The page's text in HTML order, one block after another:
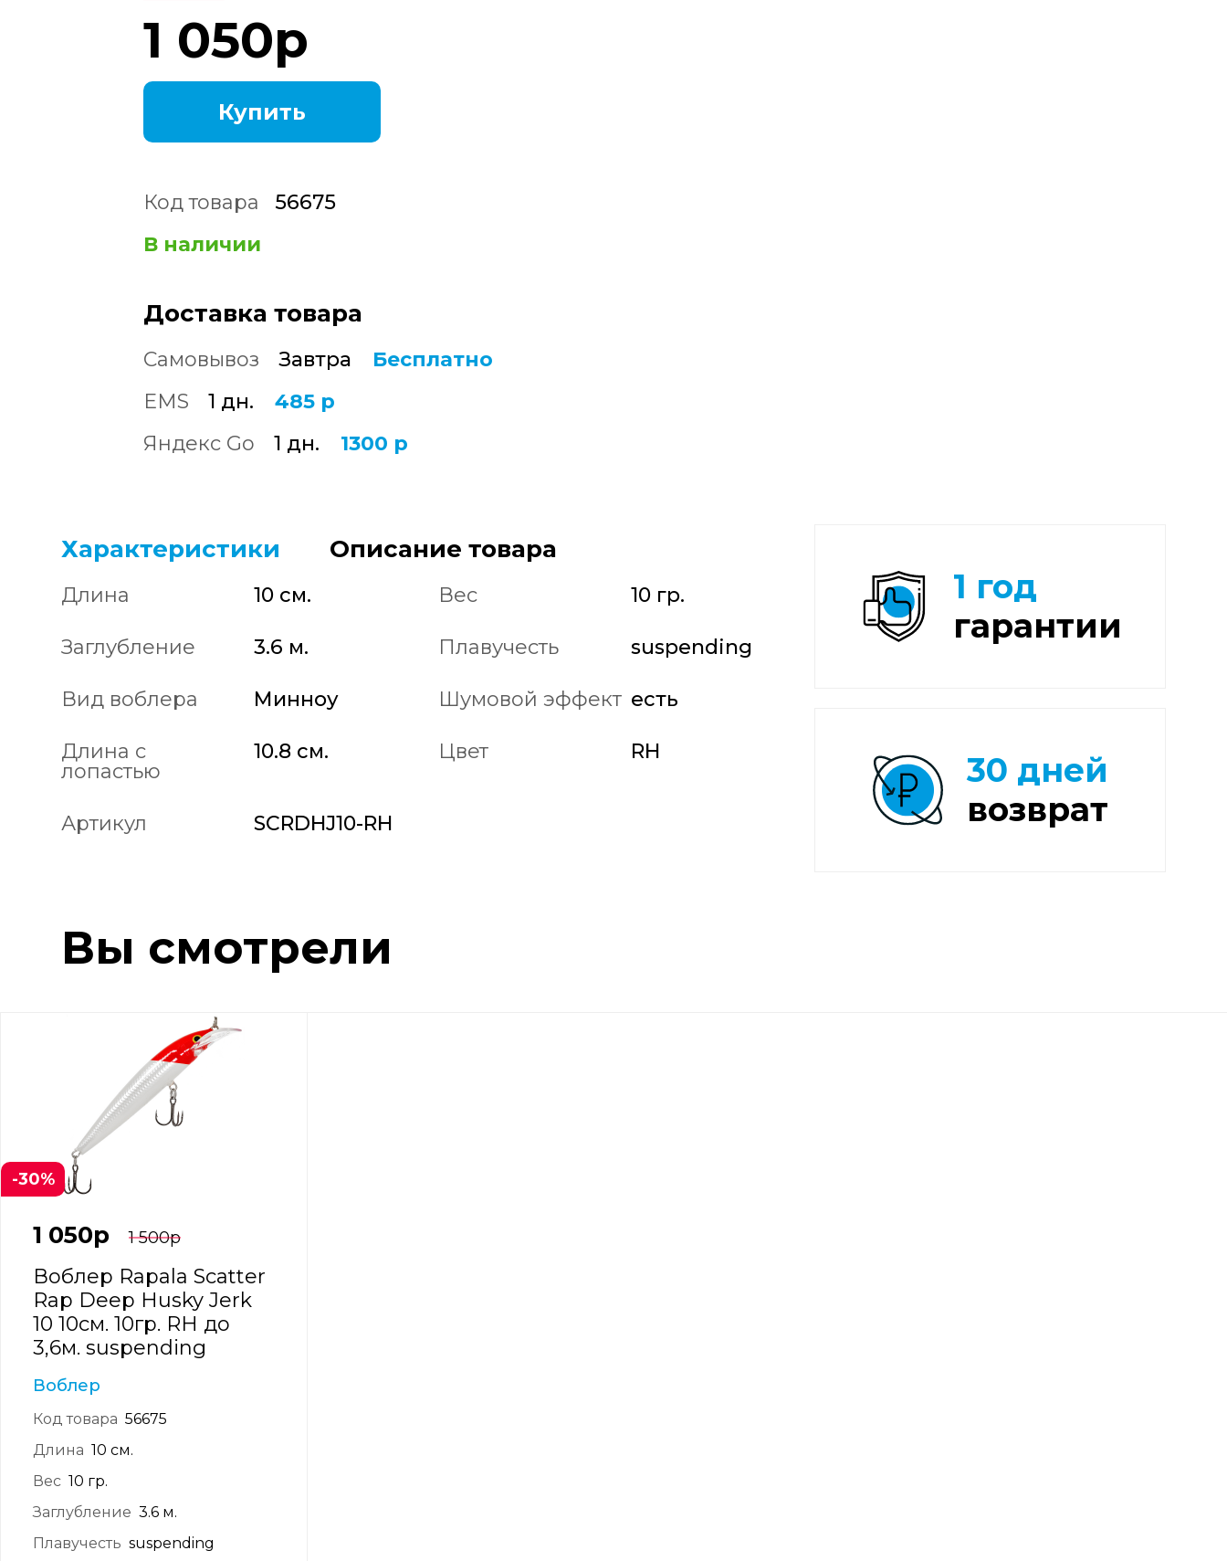
1 050р
Купить
Код товара
56675
В наличии
Доставка товара
Самовывоз Завтра
Бесплатно
EMS
1 дн.
485 р
Яндекс Go
1 дн. 1300 р
Характеристики Описание товара
Длина 10 см. Вес 10 гр.
Заглубление 3.6 м. Плавучесть suspending
Вид воблера Минноу Шумовой эффект есть
Длина с
лопастью
10.8 см. Цвет RH
Артикул SCRDHJ10-RH
1 год
гарантии
30 дней
возврат
Вы смотрели
-30%
1 050р 1 500р
Воблер Rapala Scatter
Rap Deep Husky Jerk
10 10см. 10гр. RH до
3,6м. suspending
Воблер
Код товара 56675
Длина 10 см.
Вес 10 гр.
Заглубление 3.6 м.
Плавучесть suspending